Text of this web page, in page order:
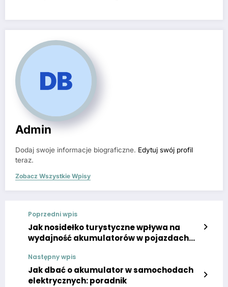
Admin
Dodaj swoje informacje biograficzne. Edytuj swój profil
teraz.
Zobacz Wszystkie Wpisy
Poprzedni wpis
Jak nosidełko turystyczne wpływa na
wydajność akumulatorów w pojazdach
Następny wpis
Jak dbać o akumulator w samochodach
elektrycznych: poradnik